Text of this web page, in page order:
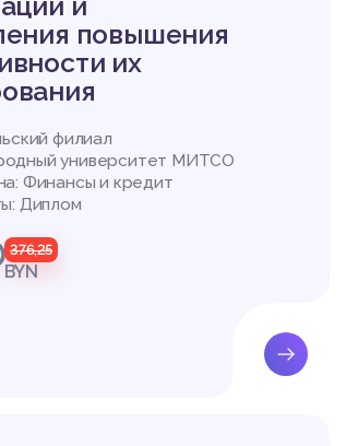
повышения
их
филиал
университет МИТСО
Финансы и кредит
Диплом
376,25
BYN